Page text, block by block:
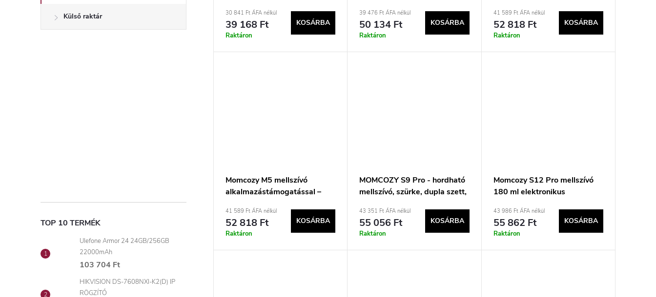
Külső raktár
TOP 10 TERMÉK
Ulefone Armor 24 24GB/256GB
22000mAh
103 704 Ft
HIKVISION DS-7608NXI-K2(D) IP
RÖGZÍTŐ
30 841 Ft ÁFA nélkül
39 168 Ft
Raktáron
KOSÁRBA
39 476 Ft ÁFA nélkül
50 134 Ft
Raktáron
KOSÁRBA
41 589 Ft ÁFA nélkül
52 818 Ft
Raktáron
KOSÁRBA
Momcozy M5 mellszívó
alkalmazástámogatással –
41 589 Ft ÁFA nélkül
52 818 Ft
Raktáron
KOSÁRBA
MOMCOZY S9 Pro - hordható
mellszívó, szürke, dupla szett,
43 351 Ft ÁFA nélkül
55 056 Ft
Raktáron
KOSÁRBA
Momcozy S12 Pro mellszívó
180 ml elektronikus
43 986 Ft ÁFA nélkül
55 862 Ft
Raktáron
KOSÁRBA